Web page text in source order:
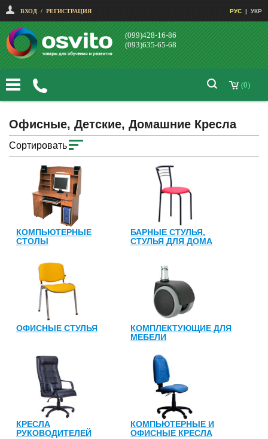
ВХОД / РЕГИСТРАЦИЯ РУС | УКР
(099)428-16-86
(093)635-65-68
(0)
Офисные, Детские, Домашние Кресла
Сортировать
КОМПЬЮТЕРНЫЕ
СТОЛЫ
БАРНЫЕ СТУЛЬЯ,
СТУЛЬЯ ДЛЯ ДОМА
ОФИСНЫЕ СТУЛЬЯ
КОМПЛЕКТУЮЩИЕ ДЛЯ
МЕБЕЛИ
КРЕСЛА
РУКОВОДИТЕЛЕЙ
КОМПЬЮТЕРНЫЕ И
ОФИСНЫЕ КРЕСЛА